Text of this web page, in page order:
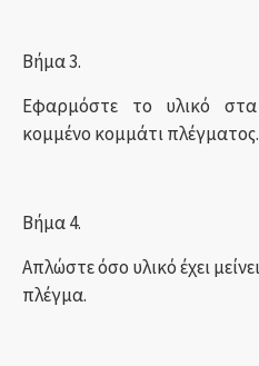
Βήμα 3.
Εφαρμόστε το υλικό
κομμένο κομμάτι πλέγματος.
Βήμα 4.
Απλώστε όσο υλικό έχει
πλέγμα.